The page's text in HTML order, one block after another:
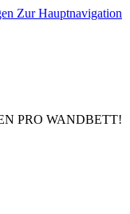
Zur Hauptnavigation
PRO WANDBETT!